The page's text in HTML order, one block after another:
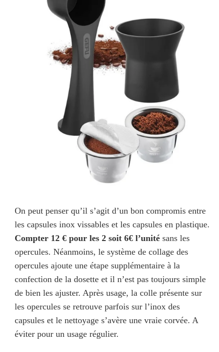
On peut penser qu’il s’agit d’un bon compromis entre
les capsules inox vissables et les capsules en plastique.
Compter 12 € pour les 2 soit 6€ l’unité sans les
opercules. Néanmoins, le système de collage des
opercules ajoute une étape supplémentaire à la
confection de la dosette et il n’est pas toujours simple
de bien les ajuster. Après usage, la colle présente sur
les opercules se retrouve parfois sur l’inox des
capsules et le nettoyage s’avère une vraie corvée. A
éviter pour un usage régulier.